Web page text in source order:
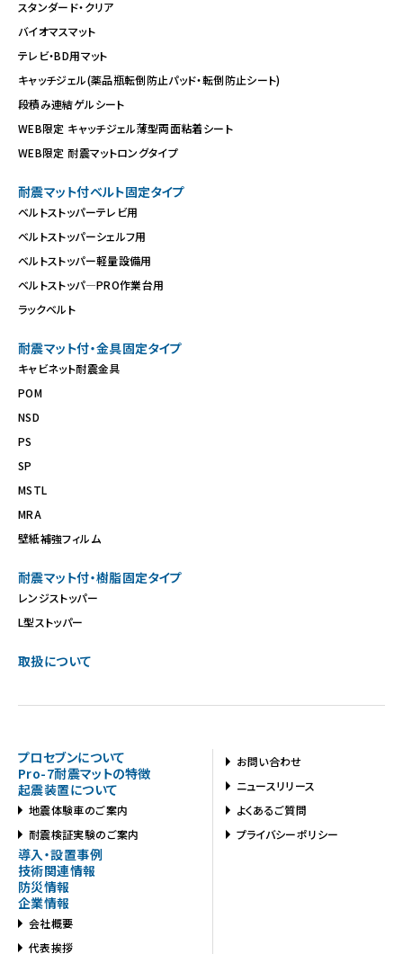
スタンダード・クリア
バイオマスマット
テレビ・BD用マット
キャッチジェル(薬品瓶転倒防止パッド・転倒防止シート)
段積み連結ゲルシート
WEB限定 キャッチジェル薄型両面粘着シート
WEB限定 耐震マットロングタイプ
耐震マット付ベルト固定タイプ
ベルトストッパーテレビ用
ベルトストッパーシェルフ用
ベルトストッパー軽量設備用
ベルトストッパ―PRO作業台用
ラックベルト
耐震マット付・金具固定タイプ
キャビネット耐震金具
POM
NSD
PS
SP
MSTL
MRA
壁紙補強フィルム
耐震マット付・樹脂固定タイプ
レンジストッパー
L型ストッパー
取扱について
プロセブンについて
Pro-7耐震マットの特徴
起震装置について
地震体験車のご案内
耐震検証実験のご案内
導入・設置事例
技術関連情報
防災情報
企業情報
会社概要
代表挨拶
お問い合わせ
ニュースリリース
よくあるご質問
プライバシーポリシー